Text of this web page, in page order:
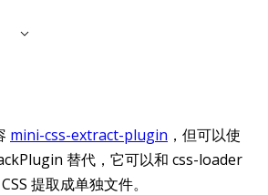
mini-css-extract-plugin ，但可以使
替代，它可以和 css-loader
提取成单独文件。